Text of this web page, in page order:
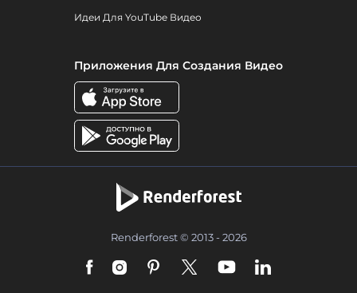
Идеи Для YouTube Видео
Приложения Для Создания Видео
Renderforest © 2013 - 2026